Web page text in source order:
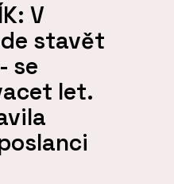
V
stavět
se
let.